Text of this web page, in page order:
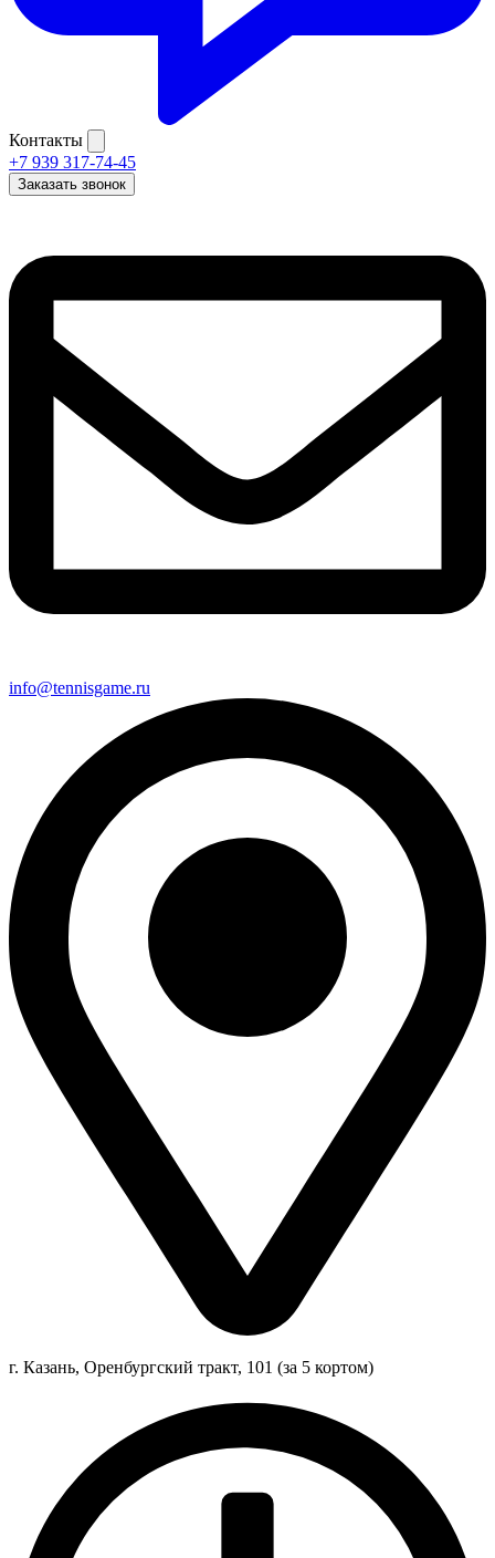
Контакты
+7 939 317-74-45
Заказать звонок
info@tennisgame.ru
г. Казань, Оренбургский тракт, 101 (за 5 кортом)